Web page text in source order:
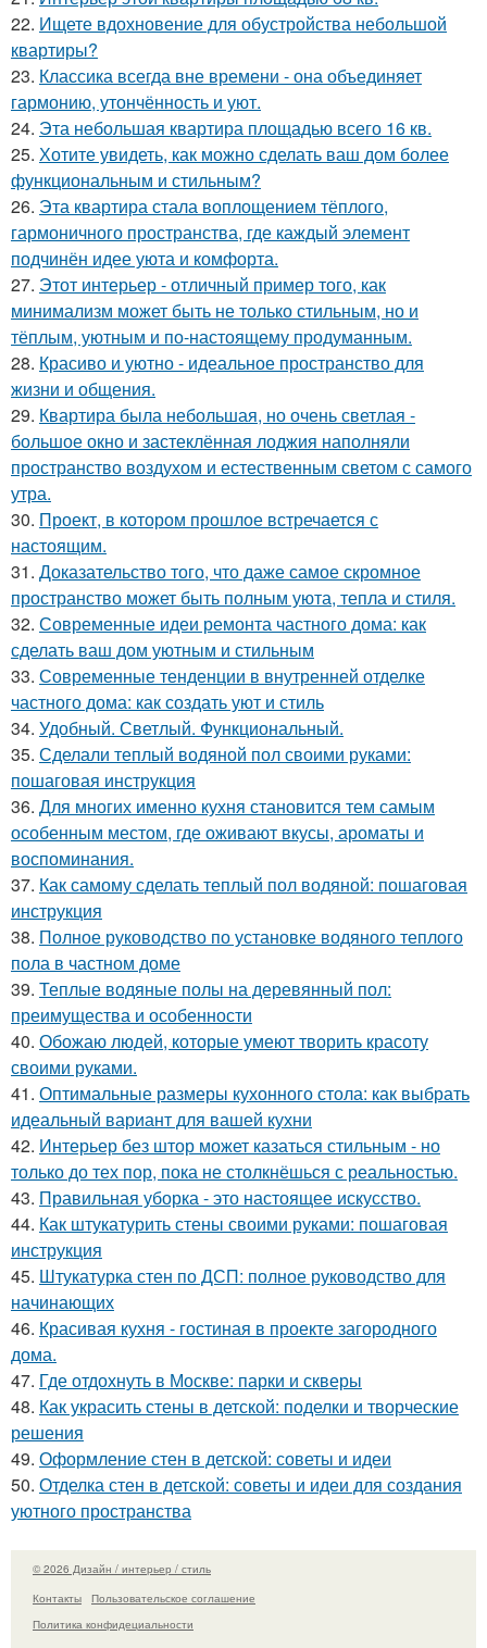
22. Ищете вдохновение для обустройства небольшой
квартиры?
23. Классика всегда вне времени - она объединяет
гармонию, утончённость и уют.
24. Эта небольшая квартира площадью всего 16 кв.
25. Хотите увидеть, как можно сделать ваш дом более
функциональным и стильным?
26. Эта квартира стала воплощением тёплого,
гармоничного пространства, где каждый элемент
подчинён идее уюта и комфорта.
27. Этот интерьер - отличный пример того, как
минимализм может быть не только стильным, но и
тёплым, уютным и по-настоящему продуманным.
28. Красиво и уютно - идеальное пространство для
жизни и общения.
29. Квартира была небольшая, но очень светлая -
большое окно и застеклённая лоджия наполняли
пространство воздухом и естественным светом с самого
утра.
30. Проект, в котором прошлое встречается с
настоящим.
31. Доказательство того, что даже самое скромное
пространство может быть полным уюта, тепла и стиля.
32. Современные идеи ремонта частного дома: как
сделать ваш дом уютным и стильным
33. Современные тенденции в внутренней отделке
частного дома: как создать уют и стиль
34. Удобный. Светлый. Функциональный.
35. Сделали теплый водяной пол своими руками:
пошаговая инструкция
36. Для многих именно кухня становится тем самым
особенным местом, где оживают вкусы, ароматы и
воспоминания.
37. Как самому сделать теплый пол водяной: пошаговая
инструкция
38. Полное руководство по установке водяного теплого
пола в частном доме
39. Теплые водяные полы на деревянный пол:
преимущества и особенности
40. Обожаю людей, которые умеют творить красоту
своими руками.
41. Оптимальные размеры кухонного стола: как выбрать
идеальный вариант для вашей кухни
42. Интерьер без штор может казаться стильным - но
только до тех пор, пока не столкнёшься с реальностью.
43. Правильная уборка - это настоящее искусство.
44. Как штукатурить стены своими руками: пошаговая
инструкция
45. Штукатурка стен по ДСП: полное руководство для
начинающих
46. Красивая кухня - гостиная в проекте загородного
дома.
47. Где отдохнуть в Москве: парки и скверы
48. Как украсить стены в детской: поделки и творческие
решения
49. Оформление стен в детской: советы и идеи
50. Отделка стен в детской: советы и идеи для создания
уютного пространства
© 2026 Дизайн / интерьер / стиль
Контакты
Пользовательское соглашение
Политика конфидециальности